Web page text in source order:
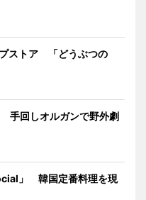
ストア 「どうぶつの
手回しオルガンで野外劇
」 韓国定番料理を現